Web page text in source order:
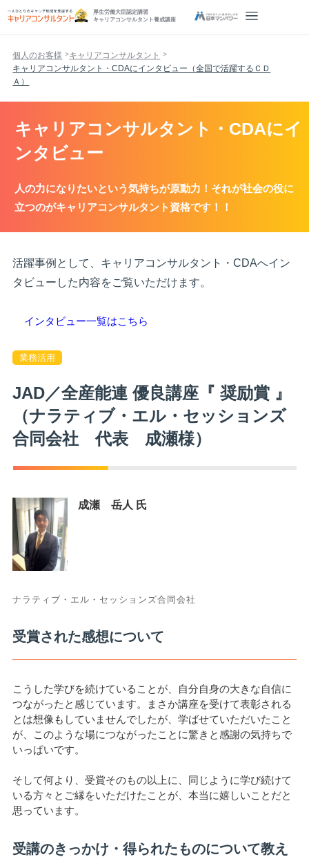
厚生労働大臣認定講習
キャリアコンサルタント養成講座
個人のお客様
キャリアコンサルタント
キャリアコンサルタント・CDAにインタビュー（全国で活躍するＣＤ
Ａ）
キャリアコンサルタント・CDAにイ
ンタビュー
人の力になりたいという気持ちが原動力！それが社会の役に
立つのがキャリアコンサルタント資格です！！
活躍事例として、キャリアコンサルタント・CDAへイン
タビューした内容をご覧いただけます。
インタビュー一覧はこちら
JAD／全産能連 優良講座『 奨励賞 』
（ナラティブ・エル・セッションズ
合同会社 代表 成瀬様）
業務活用
成瀬 岳人 氏
ナラティブ・エル・セッションズ合同会社
受賞された感想について
こうした学びを続けていることが、自分自身の大きな自信に
つながったと感じています。まさか講座を受けて表彰される
とは想像もしていませんでしたが、学ばせていただいたこと
が、このような場につながったことに驚きと感謝の気持ちで
いっぱいです。
そして何より、受賞そのもの以上に、同じように学び続けて
いる方々とご縁をいただけたことが、本当に嬉しいことだと
思っています。
受講のきっかけ・得られたものについて教え